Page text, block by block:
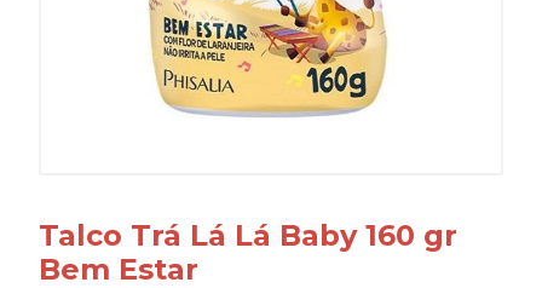
Talco Trá Lá Lá Baby 160 gr
Bem Estar